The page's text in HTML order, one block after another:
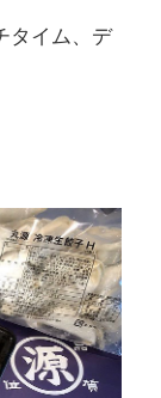
タイム、デ